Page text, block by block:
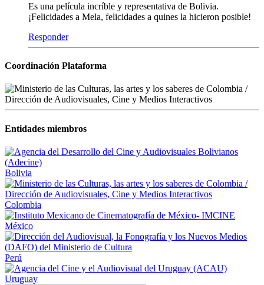
Es una película incríble y representativa de Bolivia.
¡Felicidades a Mela, felicidades a quines la hicieron posible!
Responder
Coordinación Plataforma
Entidades miembros
Bolivia
Colombia
México
Perú
Uruguay